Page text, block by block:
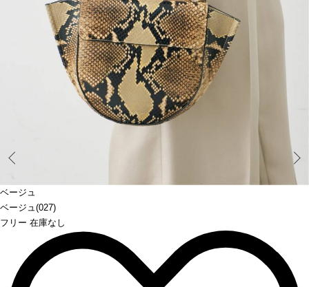
ベージュ
ベージュ(027)
フリー 在庫なし